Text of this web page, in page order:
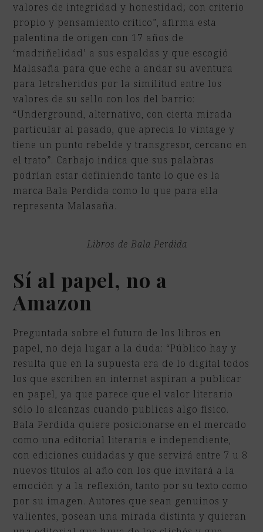
valores de integridad y honestidad; con criterio
propio y pensamiento crítico”, afirma esta
palentina de origen con 17 años de
‘madriñelidad’ a sus espaldas y que escogió
Malasaña para que eche a andar su aventura
para letraheridos por la similitud entre los
valores de su sello con los del barrio:
“Underground, alternativo, con cierta mirada
particular al pasado, que aprecia lo vintage y
tiene un punto rebelde y transgresor, cercano en
el trato”. Carbajo indica que sus palabras
podrían estar definiendo tanto lo que es la
marca Bala Perdida como lo que para ella
representa Malasaña.
Libros de Bala Perdida
Sí al papel, no a
Amazon
Preguntada sobre el futuro de los libros en
papel, no deja lugar a la duda: “Público hay y
resulta que en la supuesta era de lo digital todos
los que escriben en internet aspiran a publicar
en papel, ya que parece que el valor literario
sólo lo alcanzas cuando publicas algo físico.
Bala Perdida quiere posicionarse en el mercado
como una editorial literaria e independiente,
con ediciones cuidadas y que servirá entre 7 u 8
nuevos títulos al año con los que invitará a la
emoción y a la reflexión, tanto por su texto como
por su imagen. Autores que sean genuinos y
valientes, posean una mirada distinta y quieran